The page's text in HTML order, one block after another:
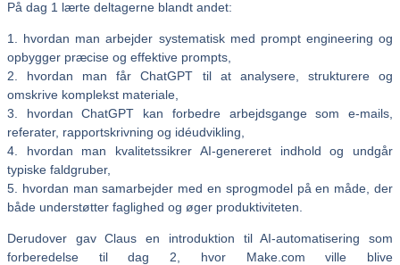
På dag 1 lærte deltagerne blandt andet:
1. hvordan man arbejder systematisk med prompt engineering og
opbygger præcise og effektive prompts,
2. hvordan man får ChatGPT til at analysere, strukturere og
omskrive komplekst materiale,
3. hvordan ChatGPT kan forbedre arbejdsgange som e-mails,
referater, rapportskrivning og idéudvikling,
4. hvordan man kvalitetssikrer AI-genereret indhold og undgår
typiske faldgruber,
5. hvordan man samarbejder med en sprogmodel på en måde, der
både understøtter faglighed og øger produktiviteten.
Derudover gav Claus en introduktion til AI-automatisering som
forberedelse til dag 2, hvor Make.com ville blive